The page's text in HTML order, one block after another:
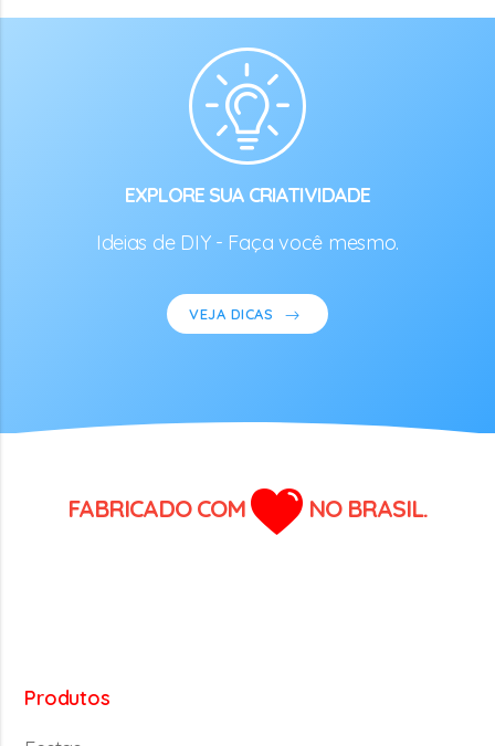
EXPLORE SUA CRIATIVIDADE
Ideias de DIY - Faça você mesmo.
VEJA DICAS
FABRICADO COM NO BRASIL.
Produtos